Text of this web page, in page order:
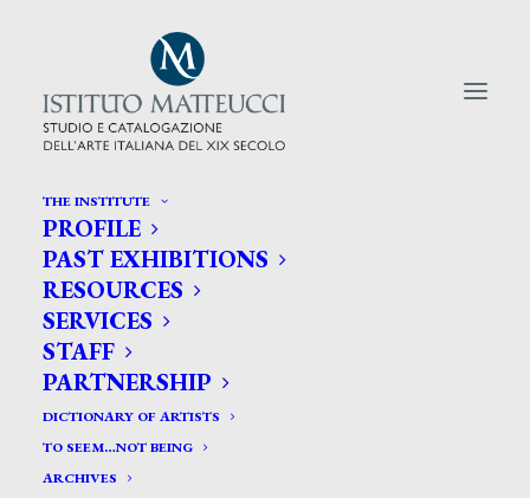
THE INSTITUTE
PROFILE
PAST EXHIBITIONS
RESOURCES
SERVICES
STAFF
PARTNERSHIP
DICTIONARY OF ARTISTS
TO SEEM…NOT BEING
ARCHIVES
CERCA TRA GLI ARTISTI:
Search
for: